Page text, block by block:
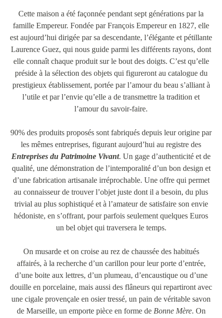
Cette maison a été façonnée pendant sept générations par la
famille Empereur. Fondée par François Empereur en 1827, elle
est aujourd’hui dirigée par sa descendante, l’élégante et pétillante
Laurence Guez, qui nous guide parmi les différents rayons, dont
elle connaît chaque produit sur le bout des doigts. C’est qu’elle
préside à la sélection des objets qui figureront au catalogue du
prestigieux établissement, portée par l’amour du beau s’alliant à
l’utile et par l’envie qu’elle a de transmettre la tradition et
l’amour du savoir-faire.
90% des produits proposés sont fabriqués depuis leur origine par
les mêmes entreprises, figurant aujourd’hui au registre des
Entreprises du Patrimoine Vivant. Un gage d’authenticité et de
qualité, une démonstration de l’intemporalité d’un bon design et
d’une fabrication artisanale irréprochable. Une offre qui permet
au connaisseur de trouver l’objet juste dont il a besoin, du plus
trivial au plus sophistiqué et à l’amateur de satisfaire son envie
hédoniste, en s’offrant, pour parfois seulement quelques Euros
un bel objet qui traversera le temps.
On musarde et on croise au rez de chaussée des habitués
affairés, à la recherche d’un carillon pour leur porte d’entrée,
d’une boite aux lettres, d’un plumeau, d’encaustique ou d’une
douille en porcelaine, mais aussi des flâneurs qui repartiront avec
une cigale provençale en osier tressé, un pain de véritable savon
de Marseille, un emporte pièce en forme de Bonne Mère. On